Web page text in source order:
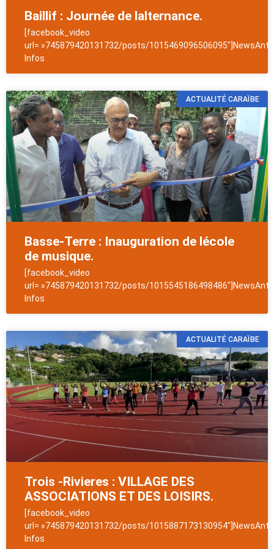
Baillif : Journée de lalternance.
[facebook_video
url= »745879420131732/posts/
Infos
ACTUALITÉ CARAÏBE
Basse-Terre : Inauguration de lécole
de musique.
[facebook_video
url= »745879420131732/posts/
Infos
ACTUALITÉ CARAÏBE
Trois -Rivieres : VILLAGE DES
ASSOCIATIONS ET DES LOISIRS.
[facebook_video
url= »745879420131732/posts/
Infos